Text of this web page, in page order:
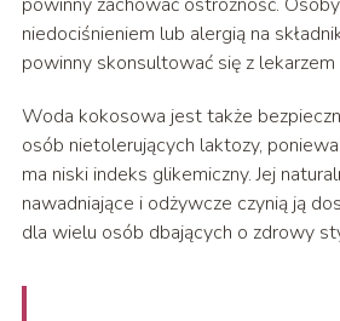
niedociśnieniem lub alergią na
powinny skonsultować się z
Woda kokosowa jest także
osób nietolerujących laktozy,
ma niski indeks glikemiczny. Jej
nawadniające i odżywcze czynią ją
dla wielu osób dbających o zdrowy